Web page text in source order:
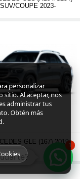
SUV/COUPE 2023-
GLE (167) 2019-1
personalizar
Al aceptar, nos
administrar tus
Obtén más